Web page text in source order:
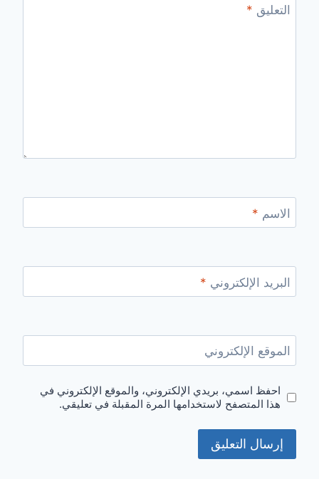
التعليق *
الاسم *
البريد الإلكتروني *
الموقع الإلكتروني
احفظ اسمي، بريدي الإلكتروني، والموقع الإلكتروني في
هذا المتصفح لاستخدامها المرة المقبلة في تعليقي.